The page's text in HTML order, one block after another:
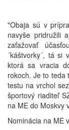
"Obaja sú v
navyše pridružili
zaťažovať
´káštvorky´, tá si
ktorá sa vracia
rokoch. Je to teda
testu na vrchol
športový riaditeľ
na ME do Moskvy
Nominácia na ME